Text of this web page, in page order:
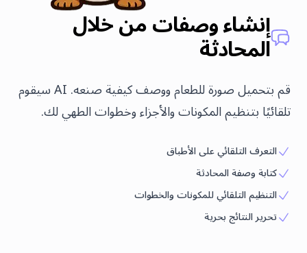
إنشاء وصفات من خلال
المحادثة
قم بتحميل صورة للطعام ووصف كيفية صنعه. AI سيقوم
تلقائيًا بتنظيم المكونات والأجزاء وخطوات الطهي لك.
التعرف التلقائي على الأطباق
كتابة وصفة المحادثة
التنظيم التلقائي للمكونات والخطوات
تحرير النتائج بحرية